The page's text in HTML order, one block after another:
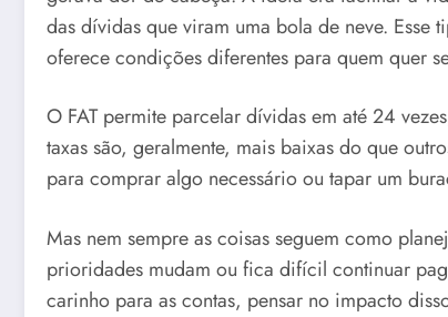
das dívidas que viram uma bola de neve.
oferece condições diferentes para quem quer
O FAT permite parcelar dívidas em até 24
taxas são, geralmente, mais baixas do que
para comprar algo necessário ou tapar um
Mas nem sempre as coisas seguem como
prioridades mudam ou fica difícil continuar
carinho para as contas, pensar no impacto